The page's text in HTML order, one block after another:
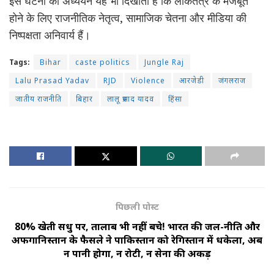
होने के लिए राजनीतिक नेतृत्व, सामाजिक चेतना और मीडिया की
निष्पक्षता अनिवार्य हैं।
Tags: Bihar caste politics
Jungle Raj
Lalu Prasad Yadav
RJD Violence आरजेडी
जंगलराज
जातीय राजनीति
बिहार लालू प्रसाद यादव हिंसा
पिछली पोस्ट
80% खेती सिंधु पर, तालाब भी नहीं बचे! भारत की जल-नीति और
अफगानिस्तान के फैसले ने पाकिस्तान को रेगिस्तान में धकेला, अब
न पानी होगा, न रोटी, न सेना की अकड़